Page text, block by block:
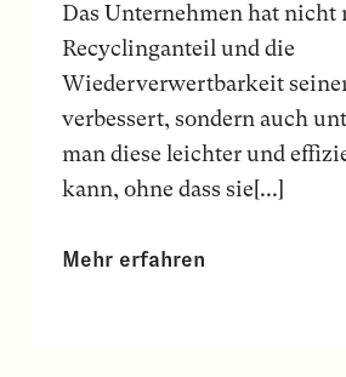
Das Unternehmen hat nicht
Recyclinganteil und die
Wiederverwertbarkeit
verbessert, sondern auch
man diese leichter und
kann, ohne dass sie[...]
Mehr erfahren